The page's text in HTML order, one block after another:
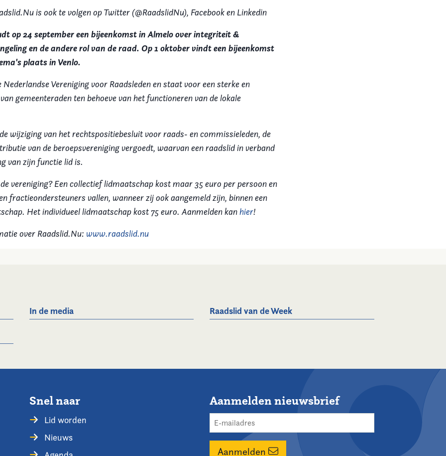
is ook te volgen op Twitter (@RaadslidNu), Facebook en Linkedin
op 24 september een bijeenkomst in Almelo over integriteit &
en de andere rol van de raad. Op 1 oktober vindt een bijeenkomst
plaats in Venlo.
Nederlandse Vereniging voor Raadsleden en staat voor een sterke en
gemeenteraden ten behoeve van het functioneren van de lokale
wijziging van het rechtspositiebesluit voor raads- en commissieleden, de
van de beroepsvereniging vergoedt, waarvan een raadslid in verband
van zijn functie lid is.
vereniging? Een collectief lidmaatschap kost maar 35 euro per persoon en
fractieondersteuners vallen, wanneer zij ook aangemeld zijn, binnen een
Het individueel lidmaatschap kost 75 euro. Aanmelden kanhier!
over Raadslid.Nu: www.raadslid.nu
In de media Raadslid van de Week
Snel naar
Lid worden
Nieuws
Aanmelden nieuwsbrief
Aanmelden